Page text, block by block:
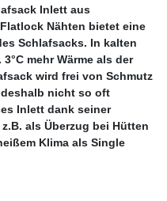
Inlett aus
Nähten bietet eine
Schlafsacks. In kalten
mehr Wärme als der
wird frei von Schmutz
nicht so oft
Inlett dank seiner
als Überzug bei Hütten
Klima als Single